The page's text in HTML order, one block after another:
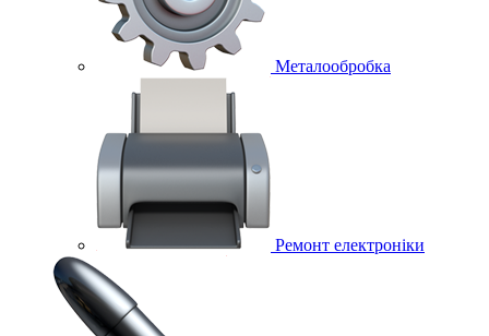
Металообробка
Ремонт електроніки